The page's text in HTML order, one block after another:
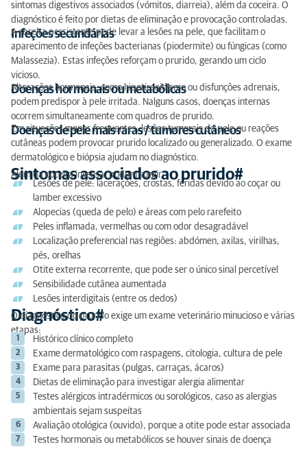
sintomas digestivos associados (vómitos, diarreia), além da coceira. O
diagnóstico é feito por dietas de eliminação e provocação controladas.
Infeções secundárias
A coceira persistente pode levar a lesões na pele, que facilitam o
aparecimento de infeções bacterianas (piodermite) ou fúngicas (como
Malassezia). Estas infeções reforçam o prurido, gerando um ciclo
vicioso.
Doenças hormonais ou metabólicas
Alterações hormonais, como hipotireoidismo ou disfunções adrenais,
podem predispor à pele irritada. Nalguns casos, doenças internas
ocorrem simultaneamente com quadros de prurido.
Doenças de pele mais raras / tumores cutâneos
Em situações menos frequentes, lesões tumorais da pele ou reações
cutâneas podem provocar prurido localizado ou generalizado. O exame
dermatológico e biópsia ajudam no diagnóstico.
Sintomas associados ao prurido#
Além da coceira intensa, podem surgir:
Lesões de pele: lacerações, crostas, feridas devido ao coçar ou
lamber excessivo
Alopecias (queda de pelo) e áreas com pelo rarefeito
Peles inflamada, vermelhas ou com odor desagradável
Localização preferencial nas regiões: abdómen, axilas, virilhas,
pés, orelhas
Otite externa recorrente, que pode ser o único sinal percetível
Sensibilidade cutânea aumentada
Lesões interdigitais (entre os dedos)
Diagnóstico#
O diagnóstico do prurido exige um exame veterinário minucioso e várias
etapas:
Histórico clínico completo
Exame dermatológico com raspagens, citologia, cultura de pele
Exame para parasitas (pulgas, carraças, ácaros)
Dietas de eliminação para investigar alergia alimentar
Testes alérgicos intradérmicos ou sorológicos, caso as alergias
ambientais sejam suspeitas
Avaliação otológica (ouvido), porque a otite pode estar associada
Testes hormonais ou metabólicos se houver sinais de doença